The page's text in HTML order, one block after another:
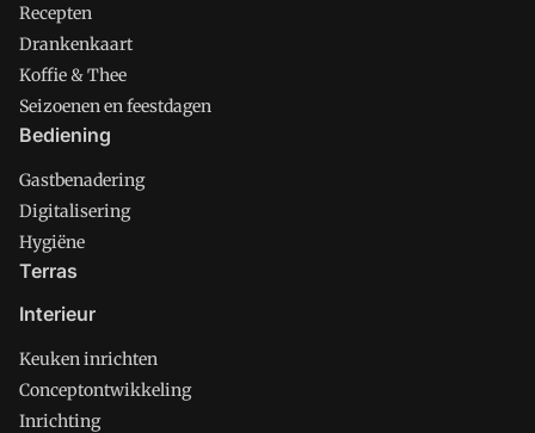
Recepten
Drankenkaart
Koffie & Thee
Seizoenen en feestdagen
Bediening
Gastbenadering
Digitalisering
Hygiëne
Terras
Interieur
Keuken inrichten
Conceptontwikkeling
Inrichting